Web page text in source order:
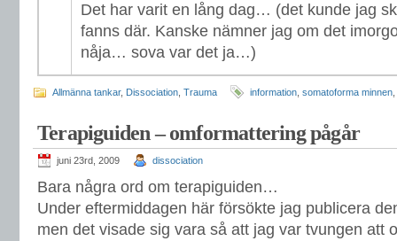
Det har varit en lång dag… (det kunde jag
fanns där. Kanske nämner jag om det
nåja… sova var det ja…)
Allmänna tankar, Dissociation Trauma information somatoforma minnen
Terapiguiden – omformattering pågår
juni 23rd, 2009 dissociation
Bara några ord om terapiguiden…
Under eftermiddagen här försökte jag publicera
men det visade sig vara så att jag var tvungen att